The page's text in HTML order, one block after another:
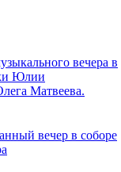
вечера в
Юлии
Матвеева.
вечер в соборе